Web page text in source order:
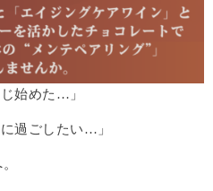
始めた…」
過ごしたい…」